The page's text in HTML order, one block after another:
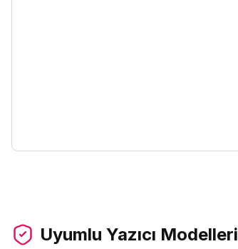
Uyumlu Yazıcı Modelleri